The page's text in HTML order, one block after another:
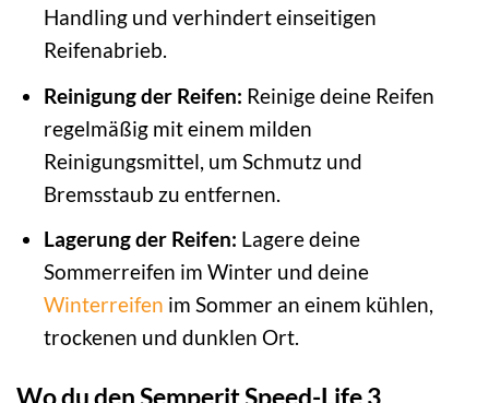
Handling und verhindert einseitigen
Reifenabrieb.
Reinigung der Reifen: Reinige deine Reifen
regelmäßig mit einem milden
Reinigungsmittel, um Schmutz und
Bremsstaub zu entfernen.
Lagerung der Reifen: Lagere deine
Sommerreifen im Winter und deine
Winterreifen im Sommer an einem kühlen,
trockenen und dunklen Ort.